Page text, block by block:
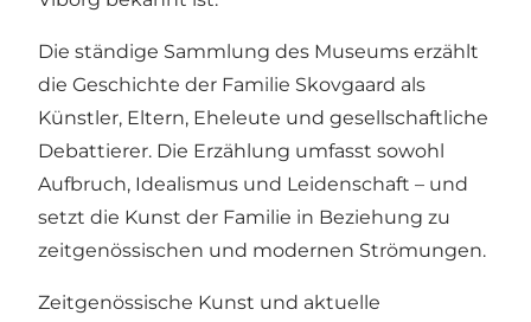
Die ständige Sammlung des Museums erzählt
die Geschichte der Familie Skovgaard als
Künstler, Eltern, Eheleute und gesellschaftliche
Debattierer. Die Erzählung umfasst sowohl
Aufbruch, Idealismus und Leidenschaft – und
setzt die Kunst der Familie in Beziehung zu
zeitgenössischen und modernen Strömungen.
Zeitgenössische Kunst und aktuelle